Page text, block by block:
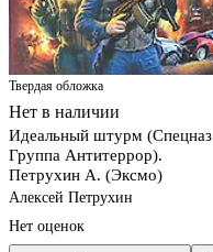
Твердая обложка
Нет в наличии
Идеальный штурм (Спецназ
Группа Антитеррор).
Петрухин А. (Эксмо)
Алексей Петрухин
Нет оценок